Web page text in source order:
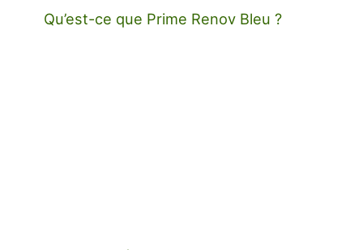
Qu’est-ce que Prime Renov Bleu ?